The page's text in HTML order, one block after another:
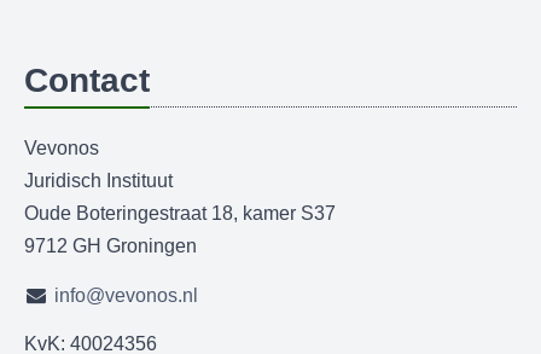
Contact
Vevonos
Juridisch Instituut
Oude Boteringestraat 18, kamer S37
9712 GH Groningen
info@vevonos.nl
KvK: 40024356